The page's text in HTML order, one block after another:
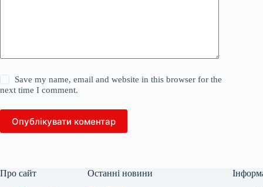
Save my name, email and website in this browser for the
next time I comment.
Опублікувати коментар
Про сайт Останні новини